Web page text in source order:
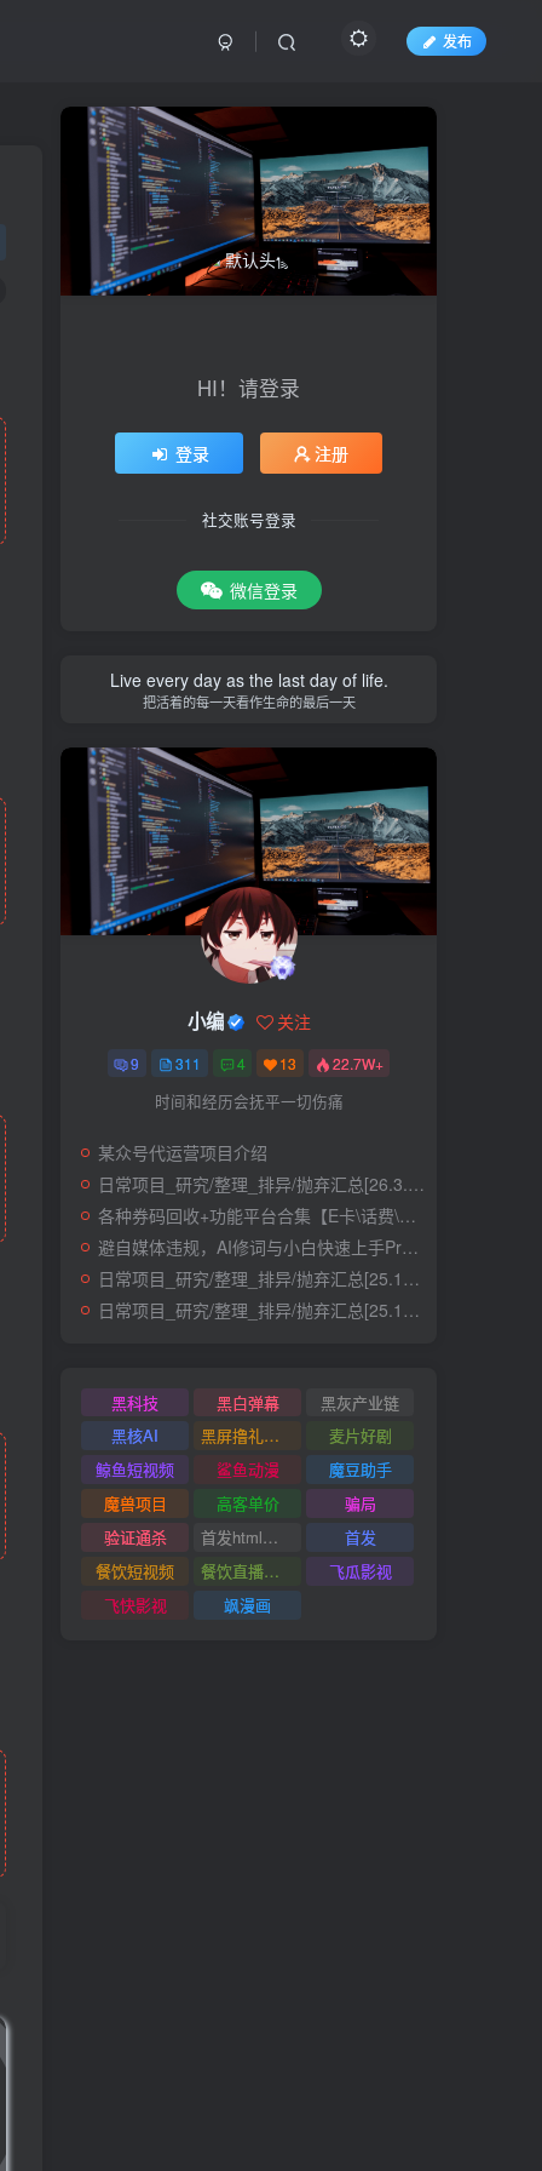
发布
HI！请登录
登录 注册
社交账号登录
微信登录
Live every day as the last day of life.
把活着的每一天看作生命的最后一天
小编 关注
9 311 4 13 22.7W+
时间和经历会抚平一切伤痛
某众号代运营项目介绍
日常项目_研究/整理_排异/抛弃汇总[26.3.15-3.21整理]
各种券码回收+功能平台合集【E卡\话费\快递\肯德基】
避自媒体违规，AI修词与小白快速上手Prompt
日常项目_研究/整理_排异/抛弃汇总[25.12.1-12.12整理]
日常项目_研究/整理_排异/抛弃汇总[25.11.1-11.30整理]
黑科技 黑白弹幕
黑灰产业链
黑核AI
黑屏撸礼物撸门票
麦片好剧
鲸鱼短视频
鲨鱼动漫
魔豆助手
魔兽项目
高客单价
骗局
验证通杀
首发html小霸王游戏网站搭建项目
首发
餐饮短视频
餐饮直播引流
飞瓜影视
飞快影视
飒漫画